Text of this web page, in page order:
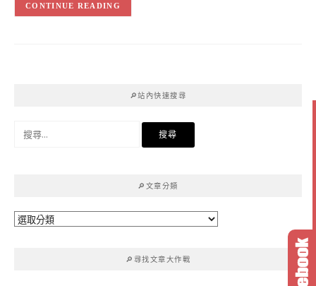
CONTINUE READING
🔎站內快速搜尋
🔎文章分類
🔎
🔎尋找文章大作戰